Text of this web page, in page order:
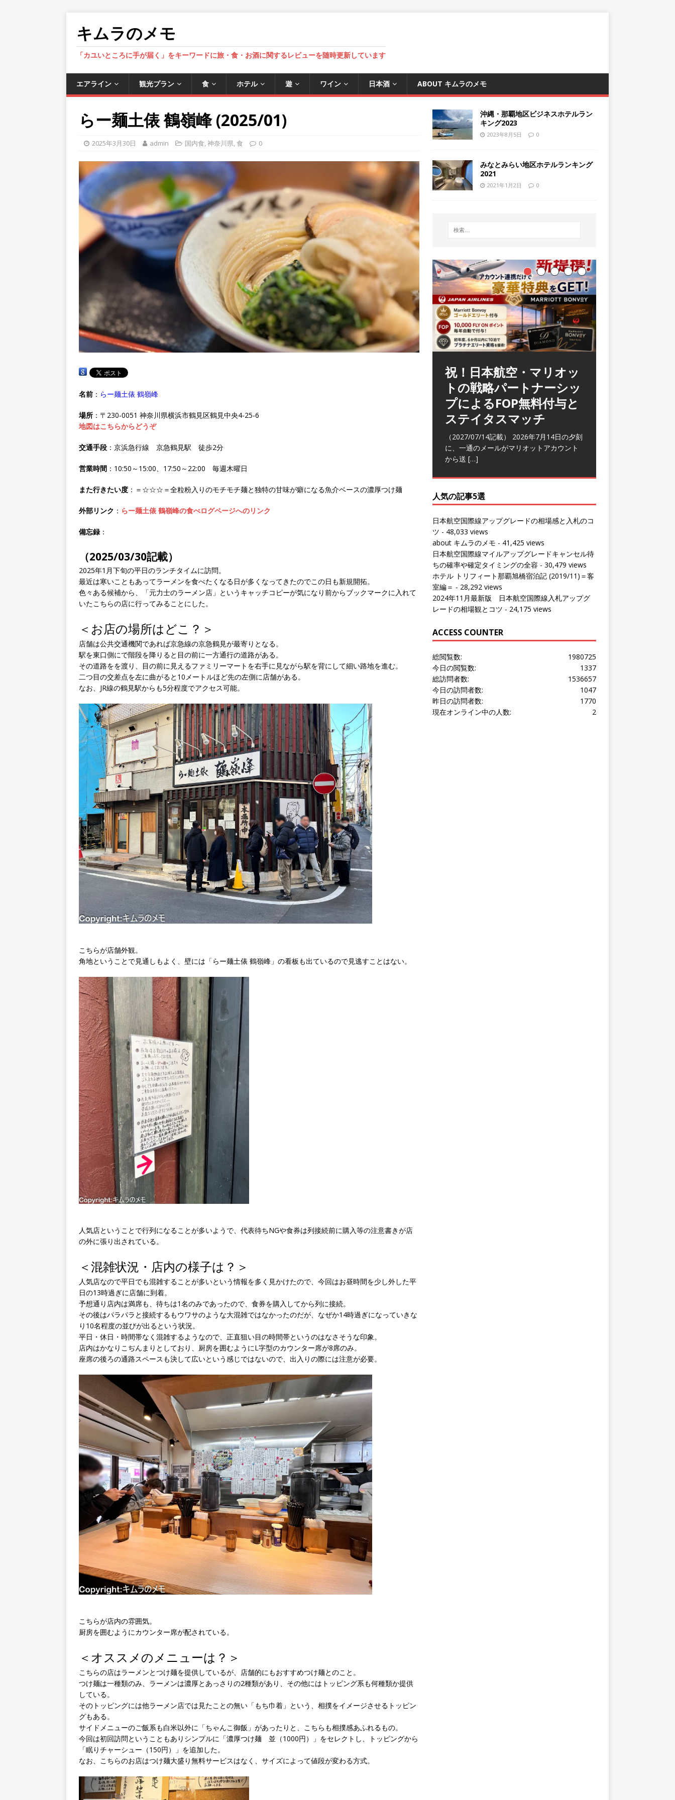
キムラのメモ
「カユいところに手が届く」をキーワードに旅・食・お酒に関するレビューを随時更新しています
エアライン 観光プラン 食 ホテル 遊 ワイン 日本酒 ABOUT キムラのメモ
らー麺土俵 鶴嶺峰 (2025/01)
2025年3月30日 admin 国内食,神奈川県,食 0
名前 ： らー麺土俵 鶴嶺峰
場所 ：〒230-0051 神奈川県横浜市鶴見区鶴見中央4-25-6
地図はこちらからどうぞ
交通手段 ：京浜急行線 京急鶴見駅 徒歩2分
営業時間 ：10:50～15:00、17:50～22:00 毎週木曜日
また行きたい度 ：＝☆☆☆＝全粒粉入りのモチモチ麺と独特の甘味が癖になる魚介ベースの濃厚つけ麺
外部リンク ： らー麺土俵 鶴嶺峰の食べログページへのリンク
備忘録 ：
（2025/03/30記載）
2025年1月下旬の平日のランチタイムに訪問。
最近は寒いこともあってラーメンを食べたくなる日が多くなってきたのでこの日も新規開拓。
色々ある候補から、「元力士のラーメン店」というキャッチコピーが気になり前からブックマークに入れて
いたこちらの店に行ってみることにした。
＜お店の場所はどこ？＞
店舗は公共交通機関であれば京急線の京急鶴見が最寄りとなる。
駅を東口側にで階段を降りると目の前に一方通行の道路がある。
その道路をを渡り、目の前に見えるファミリーマートを右手に見ながら駅を背にして細い路地を進む。
二つ目の交差点を左に曲がると10メートルほど先の左側に店舗がある。
なお、JR線の鶴見駅からも5分程度でアクセス可能。
こちらが店舗外観。
角地ということで見通しもよく、壁には「らー麺土俵 鶴嶺峰」の看板も出ているので見逃すことはない。
人気店ということで行列になることが多いようで、代表待ちNGや食券は列接続前に購入等の注意書きが店
の外に張り出されている。
＜混雑状況・店内の様子は？＞
人気店なので平日でも混雑することが多いという情報を多く見かけたので、今回はお昼時間を少し外した平
日の13時過ぎに店舗に到着。
予想通り店内は満席も、待ちは1名のみであったので、食券を購入してから列に接続。
その後はパラパラと接続するもウワサのような大混雑ではなかったのだが、なぜか14時過ぎになっていきな
り10名程度の並びが出るという状況。
平日・休日・時間帯なく混雑するようなので、正直狙い目の時間帯というのはなさそうな印象。
店内はかなりこぢんまりとしており、厨房を囲むようにL字型のカウンター席が8席のみ。
座席の後ろの通路スペースも決して広いという感じではないので、出入りの際には注意が必要。
こちらが店内の雰囲気。
厨房を囲むようにカウンター席が配されている。
＜オススメのメニューは？＞
こちらの店はラーメンとつけ麺を提供しているが、店舗的にもおすすめつけ麺とのこと。
つけ麺は一種類のみ、ラーメンは濃厚とあっさりの2種類があり、その他にはトッピング系も何種類か提供
している。
そのトッピングには他ラーメン店では見たことの無い「もち巾着」という、相撲をイメージさせるトッピン
グもある。
サイドメニューのご飯系も白米以外に「ちゃんこ御飯」があったりと、こちらも相撲感あふれるもの。
今回は初回訪問ということもありシンプルに「濃厚つけ麺 並（1000円）」をセレクトし、トッピングから
「眠りチャーシュー（150円）」を追加した。
なお、こちらのお店はつけ麺大盛り無料サービスはなく、サイズによって値段が変わる方式。
沖縄・那覇地区ビジネスホテルラン
キング2023
2023年8月5日 0
みなとみらい地区ホテルランキング
2021
2021年1月2日 0
ラウンジ 華 那覇空港
(2026/05)
（2026/06/07記載） 2026年5月下旬の平日
に那覇を訪れた際に利用した。 こちらのラ
ウンジ
[…]
人気の記事5選
ツ- 48,033 views
日本航空国際線マイルアップグレードキャンセル待
ちの確率や確定タイミングの全容
ホテル トリフィート那覇旭橋宿泊記 (2019/11)＝客
室編＝- 28,292 views
2024年11月最新版 日本航空国際線入札アップグ
レードの相場観とコツ- 24,175 views
ACCESS COUNTER
今日の閲覧数:
1047
今日の訪問者数:
1770
昨日の訪問者数:
2
現在オンライン中の人数: